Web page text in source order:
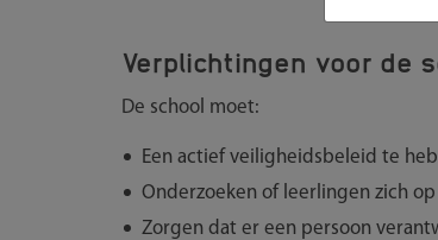
Verplichtingen voor de
De school moet:
Een actief veiligheidsbeleid te
Onderzoeken of leerlingen zich
Zorgen dat er een persoon